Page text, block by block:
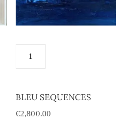
BLEU SEQUENCES
€2,800.00